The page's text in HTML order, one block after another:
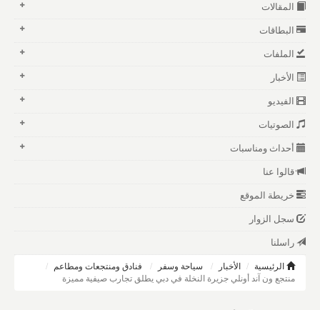
المقالات
البطاقات
الملفات
الأخبار
الفيديو
الصوتيات
أحداث ومناسبات
قالوا عنا
خريطة الموقع
سجل الزوار
راسلنا
الرئيسية الأخبار سياحة وسفر
فنادق ومنتجعات ومطاعم
منتجع ون آند أونلي جزيرة النخلة في دبي يطلق تجارب صيفية مميزة